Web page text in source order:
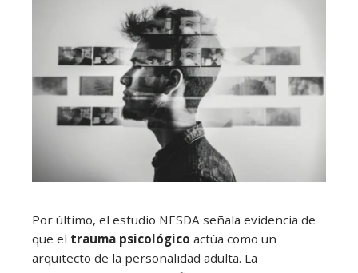
Por último, el estudio NESDA señala evidencia de
que el trauma psicológico actúa como un
arquitecto de la personalidad adulta. La